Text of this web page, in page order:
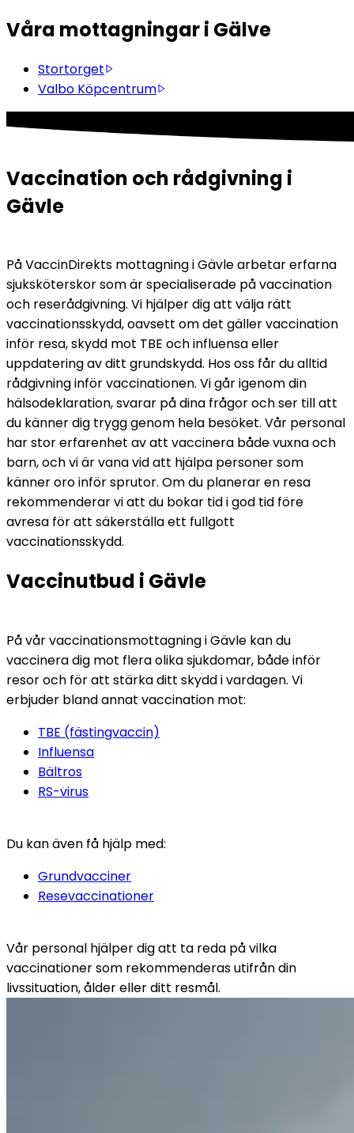
Våra mottagningar i Gälve
Stortorget
Valbo Köpcentrum
Vaccination och rådgivning i
Gävle
På VaccinDirekts mottagning i Gävle arbetar erfarna
sjuksköterskor som är specialiserade på vaccination
och reserådgivning. Vi hjälper dig att välja rätt
vaccinationsskydd, oavsett om det gäller vaccination
inför resa, skydd mot TBE och influensa eller
uppdatering av ditt grundskydd. Hos oss får du alltid
rådgivning inför vaccinationen. Vi går igenom din
hälsodeklaration, svarar på dina frågor och ser till att
du känner dig trygg genom hela besöket. Vår personal
har stor erfarenhet av att vaccinera både vuxna och
barn, och vi är vana vid att hjälpa personer som
känner oro inför sprutor. Om du planerar en resa
rekommenderar vi att du bokar tid i god tid före
avresa för att säkerställa ett fullgott
vaccinationsskydd.
Vaccinutbud i Gävle
På vår vaccinationsmottagning i Gävle kan du
vaccinera dig mot flera olika sjukdomar, både inför
resor och för att stärka ditt skydd i vardagen. Vi
erbjuder bland annat vaccination mot:
TBE (fästingvaccin)
Influensa
Bältros
RS-virus
Du kan även få hjälp med:
Grundvacciner
Resevaccinationer
Vår personal hjälper dig att ta reda på vilka
vaccinationer som rekommenderas utifrån din
livssituation, ålder eller ditt resmål.